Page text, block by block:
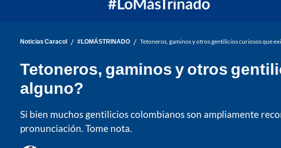
Noticias Caracol / #LOMÁSTRINADO / Tetoneros, gaminos y otros gentilicios curiosos que
Tetoneros, gaminos y otros
alguno?
Si bien muchos gentilicios colombianos son ampliamente
pronunciación. Tome nota.